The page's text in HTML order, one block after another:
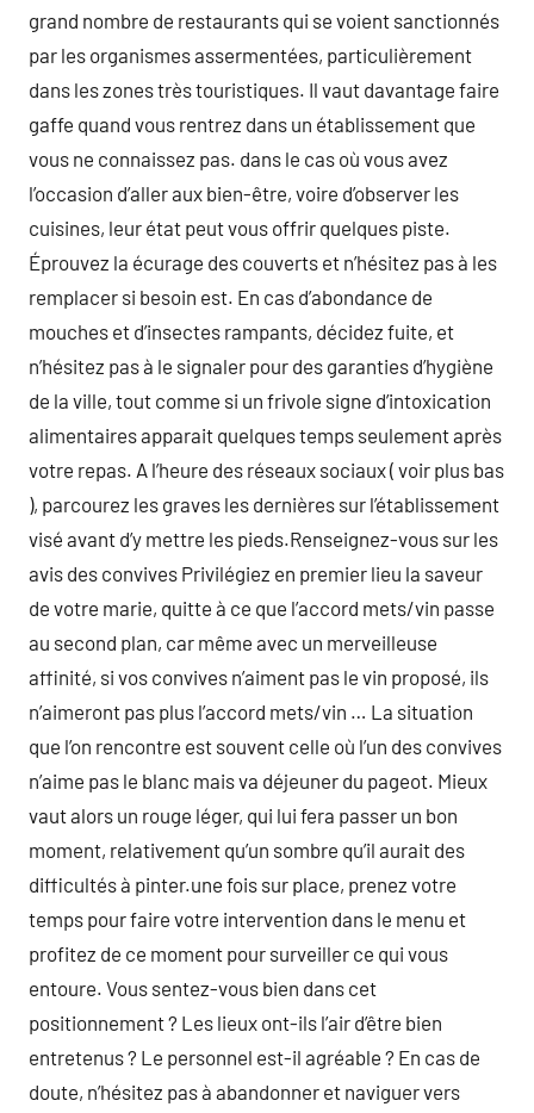
grand nombre de restaurants qui se voient sanctionnés
par les organismes assermentées, particulièrement
dans les zones très touristiques. Il vaut davantage faire
gaffe quand vous rentrez dans un établissement que
vous ne connaissez pas. dans le cas où vous avez
l’occasion d’aller aux bien-être, voire d’observer les
cuisines, leur état peut vous offrir quelques piste.
Éprouvez la écurage des couverts et n’hésitez pas à les
remplacer si besoin est. En cas d’abondance de
mouches et d’insectes rampants, décidez fuite, et
n’hésitez pas à le signaler pour des garanties d’hygiène
de la ville, tout comme si un frivole signe d’intoxication
alimentaires apparait quelques temps seulement après
votre repas. A l’heure des réseaux sociaux ( voir plus bas
), parcourez les graves les dernières sur l’établissement
visé avant d’y mettre les pieds.Renseignez-vous sur les
avis des convives Privilégiez en premier lieu la saveur
de votre marie, quitte à ce que l’accord mets/vin passe
au second plan, car même avec un merveilleuse
affinité, si vos convives n’aiment pas le vin proposé, ils
n’aimeront pas plus l’accord mets/vin … La situation
que l’on rencontre est souvent celle où l’un des convives
n’aime pas le blanc mais va déjeuner du pageot. Mieux
vaut alors un rouge léger, qui lui fera passer un bon
moment, relativement qu’un sombre qu’il aurait des
difficultés à pinter.une fois sur place, prenez votre
temps pour faire votre intervention dans le menu et
profitez de ce moment pour surveiller ce qui vous
entoure. Vous sentez-vous bien dans cet
positionnement ? Les lieux ont-ils l’air d’être bien
entretenus ? Le personnel est-il agréable ? En cas de
doute, n’hésitez pas à abandonner et naviguer vers